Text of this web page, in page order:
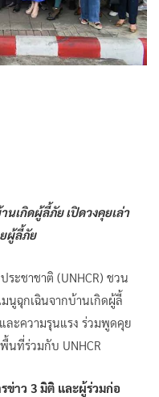
นเกิดผู้ลี้ภัย เปิดวงคุยเล่า
ผู้ลี้ภัย
ะชาชาติ (UNHCR) ชวน
นูฉุกเฉินจากบ้านเกิดผู้ลี้
ละความรุนแรง ร่วมพูดคุย
นที่ร่วมกับ UNHCR
ข่าว 3 มิติ และผู้ร่วมก่อ